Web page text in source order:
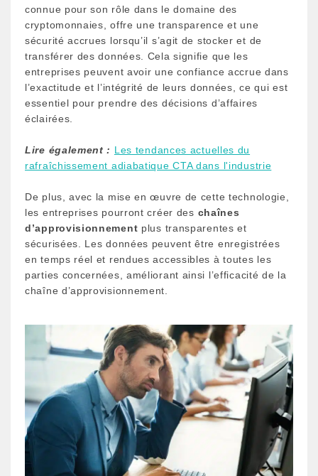
connue pour son rôle dans le domaine des
cryptomonnaies, offre une transparence et une
sécurité accrues lorsqu’il s’agit de stocker et de
transférer des données. Cela signifie que les
entreprises peuvent avoir une confiance accrue dans
l’exactitude et l’intégrité de leurs données, ce qui est
essentiel pour prendre des décisions d’affaires
éclairées.
Lire également : Les tendances actuelles du
rafraîchissement adiabatique CTA dans l'industrie
De plus, avec la mise en œuvre de cette technologie,
les entreprises pourront créer des chaînes
d’approvisionnement plus transparentes et
sécurisées. Les données peuvent être enregistrées
en temps réel et rendues accessibles à toutes les
parties concernées, améliorant ainsi l’efficacité de la
chaîne d’approvisionnement.